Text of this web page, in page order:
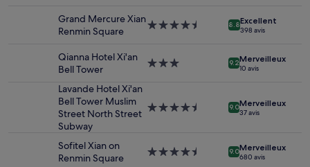
disponibilité
susceptibles
conditions
Grand Mercure Xian
Renmin Square
Hébergement
8.8Excellent
398 avis
Qianna Hotel Xi'an
Bell Tower
Hébergement
9.2Merveilleux
10 avis
Lavande Hotel Xi'an
Bell Tower Muslim
Street North Street
Subway
Hébergement
9.0Merveilleux
37 avis
Sofitel Xian on
Renmin Square
Hébergement
9.0Merveilleux
680 avis